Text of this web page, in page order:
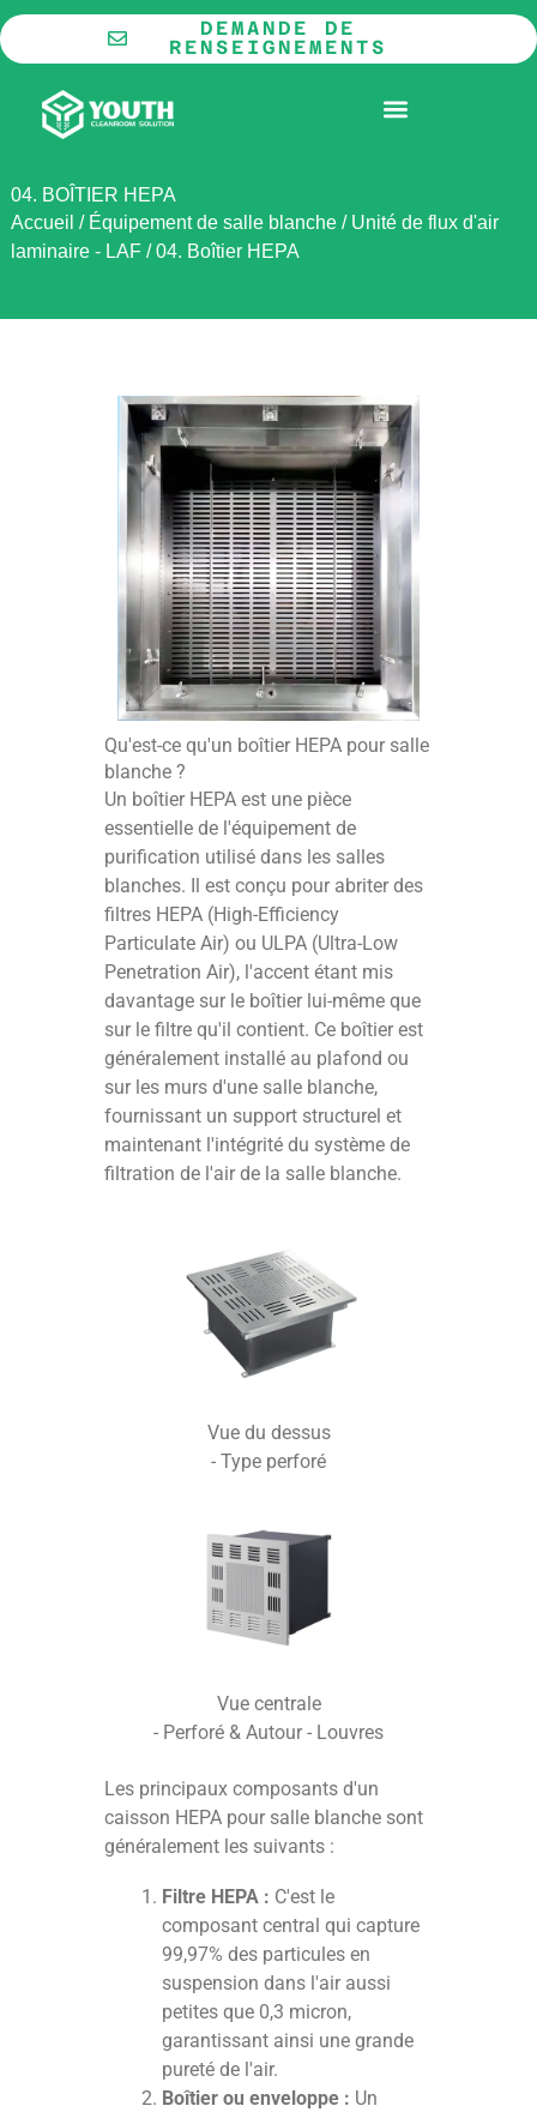
Aller
au
contenu
DEMANDE DE
RENSEIGNEMENTS
04. BOÎTIER HEPA
Accueil / Équipement de salle blanche/ Unité de flux d'air
laminaire - LAF/04. Boîtier HEPA
Qu'est-ce qu'un boîtier HEPA pour salle
blanche ?
Un boîtier HEPA est une pièce
essentielle de l'équipement de
purification utilisé dans les salles
blanches. Il est conçu pour abriter des
filtres HEPA (High-Efficiency
Particulate Air) ou ULPA (Ultra-Low
Penetration Air), l'accent étant mis
davantage sur le boîtier lui-même que
sur le filtre qu'il contient. Ce boîtier est
généralement installé au plafond ou
sur les murs d'une salle blanche,
fournissant un support structurel et
maintenant l'intégrité du système de
filtration de l'air de la salle blanche.
Vue du dessus
- Type perforé
Vue centrale
- Perforé & Autour - Louvres
Les principaux composants d'un
caisson HEPA pour salle blanche sont
généralement les suivants :
Filtre HEPA : C'est le
composant central qui capture
99,97% des particules en
suspension dans l'air aussi
petites que 0,3 micron,
garantissant ainsi une grande
pureté de l'air.
Boîtier ou enveloppe : Un